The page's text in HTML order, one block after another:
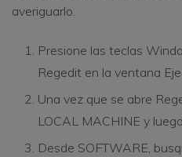
averiguarlo.
Presione las teclas
Regedit en la ventana
Una vez que se abre
LOCAL MACHINE y
Desde SOFTWARE,